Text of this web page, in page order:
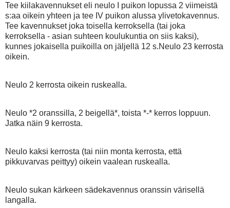
Tee kiilakavennukset eli neulo I puikon lopussa 2 viimeistä
s:aa oikein yhteen ja tee IV puikon alussa ylivetokavennus.
Tee kavennukset joka toisella kerroksella (tai joka
kerroksella - asian suhteen koulukuntia on siis kaksi),
kunnes jokaisella puikoilla on jäljellä 12 s.Neulo 23 kerrosta
oikein.
Neulo 2 kerrosta oikein ruskealla.
Neulo *2 oranssilla, 2 beigellä*, toista *-* kerros loppuun.
Jatka näin 9 kerrosta.
Neulo kaksi kerrosta (tai niin monta kerrosta, että
pikkuvarvas peittyy) oikein vaalean ruskealla.
Neulo sukan kärkeen sädekavennus oranssin värisellä
langalla.